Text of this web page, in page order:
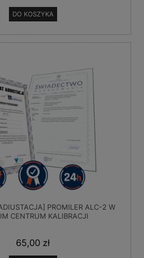
DO KOSZYKA
PROMILER ALC-2 W
CENTRUM KALIBRACJI
65,00 zł